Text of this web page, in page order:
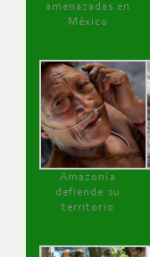
amenazadas en
México
Amazonía
defiende su
territorio